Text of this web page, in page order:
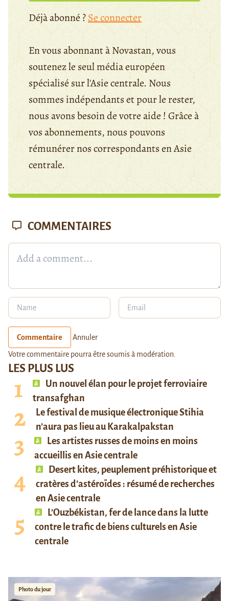
Déjà abonné ?Se connecter
En vous abonnant à Novastan, vous
soutenez le seul média européen
spécialisé sur l'Asie centrale. Nous
sommes indépendants et pour le rester,
nous avons besoin de votre aide ! Grâce à
vos abonnements, nous pouvons
rémunérer nos correspondants en Asie
centrale.
LES PLUS LUS
Un nouvel élan pour le projet ferroviaire
transafghan
Le festival de musique électronique Stihia
n’aura pas lieu au Karakalpakstan
Les artistes russes de moins en moins
accueillis en Asie centrale
Desert kites, peuplement préhistorique et
cratères d’astéroïdes : résumé de recherches
en Asie centrale
L’Ouzbékistan, fer de lance dans la lutte
contre le trafic de biens culturels en Asie
centrale
Photo du jour
COMMENTAIRES
Commentaire Annuler
Votre commentaire pourra être soumis à modération.